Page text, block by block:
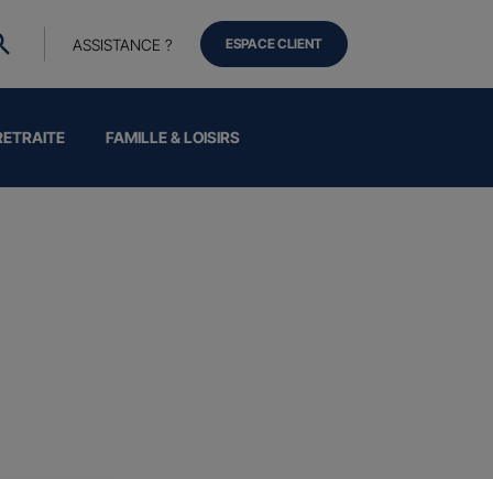
FAMILLE & LOISIRS
ASSISTANCE ? ESPACE CLIENT